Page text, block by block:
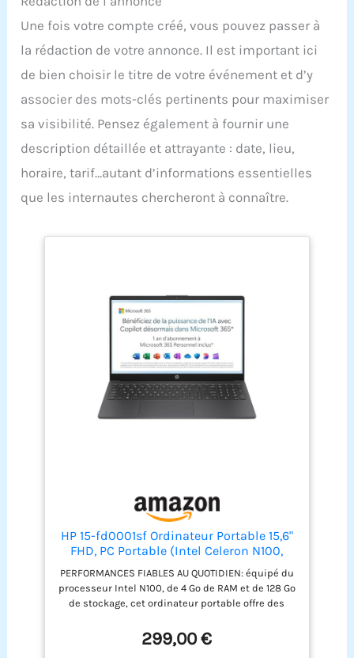
Une fois votre compte créé, vous pouvez passer à
la rédaction de votre annonce. Il est important ici
de bien choisir le titre de votre événement et d’y
associer des mots-clés pertinents pour maximiser
sa visibilité. Pensez également à fournir une
description détaillée et attrayante : date, lieu,
horaire, tarif…autant d’informations essentielles
que les internautes chercheront à connaître.
HP 15-fd0001sf Ordinateur Portable 15,6"
FHD, PC Portable (Intel Celeron N100,
RAM 4 Go, UFS 128 Go, Intel UHD
Graphics, Windows 11), Laptop Gris,
AZERTY, Microsoft 365 Personnel 12 Mois
Inclus
PERFORMANCES FIABLES AU QUOTIDIEN: équipé du
processeur Intel N100, de 4 Go de RAM et de 128 Go
de stockage, cet ordinateur portable offre des
FHD ANTIREFLET : profitez d’une image nette et
détaillée sur un grand écran Full HD de 15,6" (1920
299,00 €